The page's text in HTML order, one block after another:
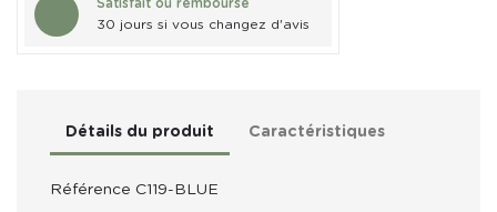
Satisfait ou remboursé
30 jours si vous changez d'avis
Détails du produit Caractéristiques
Référence C119-BLUE